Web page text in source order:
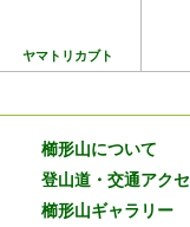
ヤマトリカブト
櫛形山について
登山道・交通アク
櫛形山ギャラリー